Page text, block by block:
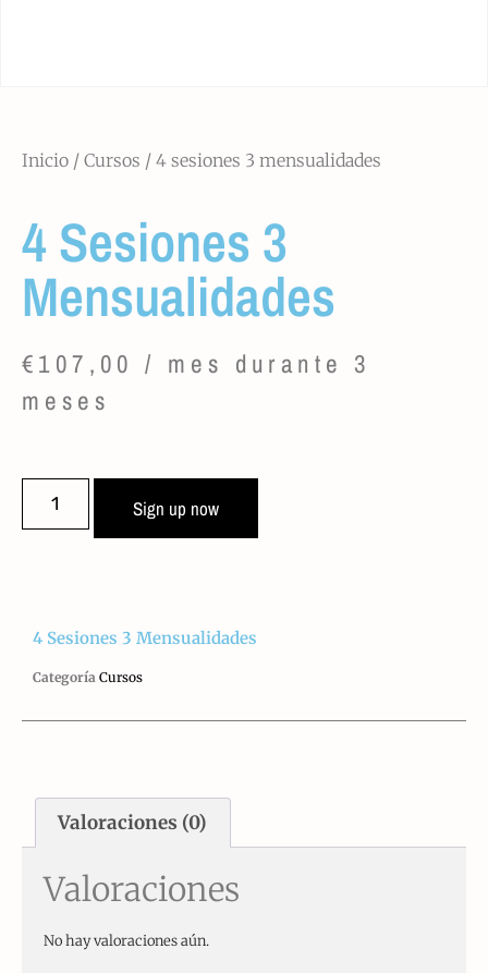
Inicio / Cursos / 4 sesiones 3 mensualidades
4 Sesiones 3
Mensualidades
€107,00 / mes durante 3
meses
Sign up now
4 Sesiones 3 Mensualidades
Categoría Cursos
Valoraciones (0)
Valoraciones
No hay valoraciones aún.